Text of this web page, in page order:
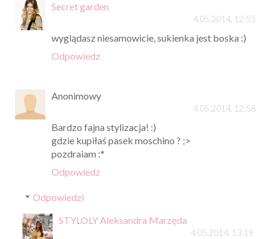
Secret garden
4.05.2014, 12:55
wyglądasz niesamowicie, sukienka jest boska :)
Odpowiedz
Anonimowy
4.05.2014, 12:58
Bardzo fajna stylizacja! :)
gdzie kupiłaś pasek moschino ? ;>
pozdraiam :*
Odpowiedz
Odpowiedzi
STYLOLY Aleksandra Marzęda
4.05.2014, 13:19